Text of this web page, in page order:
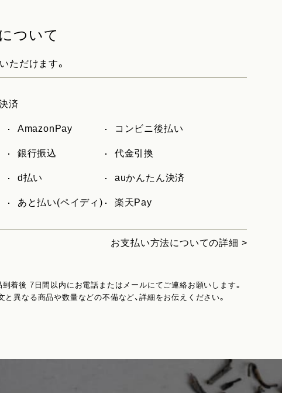
ついて
ただけます。
済
AmazonPay コンビニ後払い
銀行振込 代金引換
d払い auかんたん決済
あと払い(ペイディ) 楽天Pay
お支払い方法についての詳細 >
着後 7日間以内にお電話またはメールにてご連絡お願いします。
と異なる商品や数量などの不備など、詳細をお伝えください。